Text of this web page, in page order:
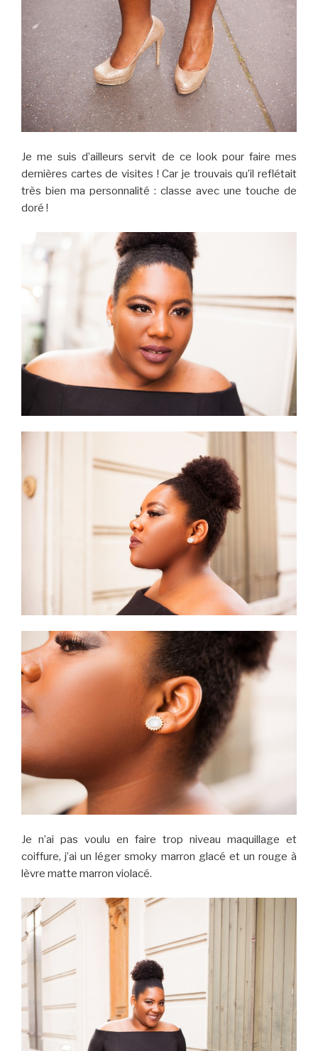
Je me suis d’ailleurs servit de ce look pour faire mes
dernières cartes de visites ! Car je trouvais qu’il reflétait
très bien ma personnalité : classe avec une touche de
doré !
Je n’ai pas voulu en faire trop niveau maquillage et
coiffure, j’ai un léger smoky marron glacé et un rouge à
lèvre matte marron violacé.